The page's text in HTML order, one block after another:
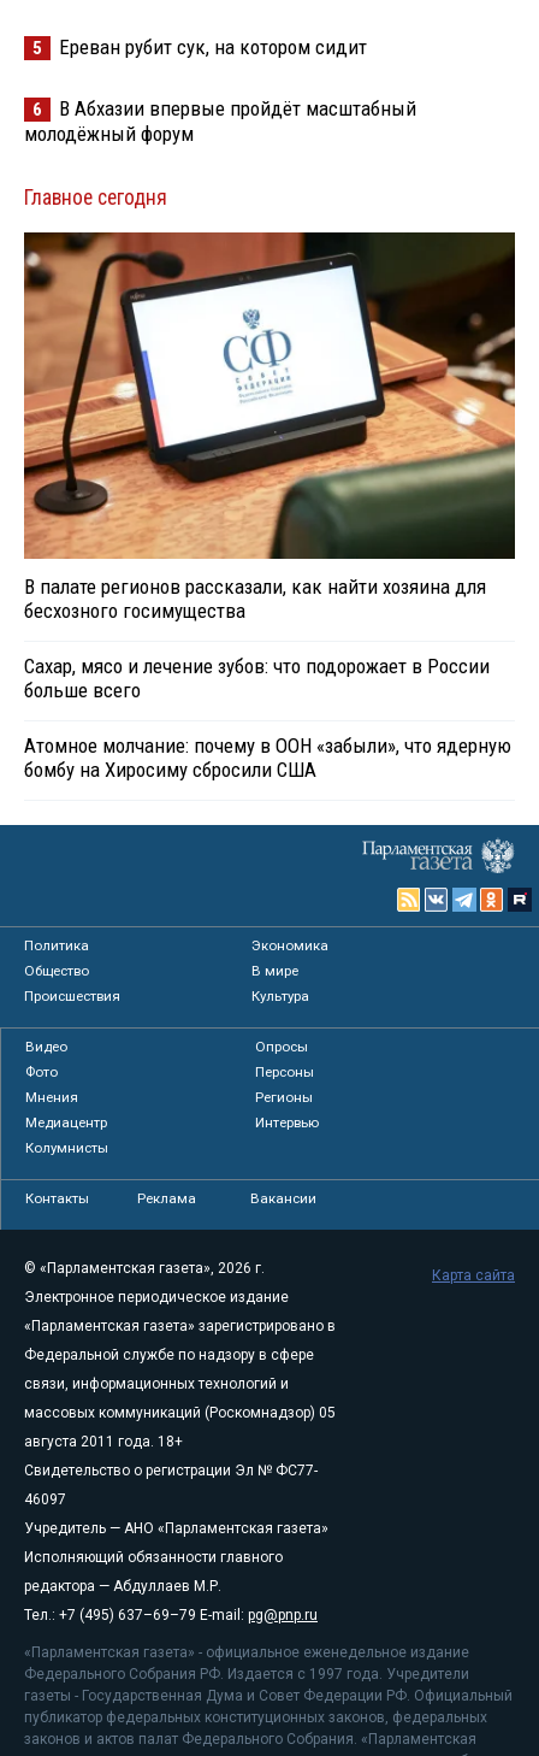
5 Ереван рубит сук, на котором сидит
6
В Абхазии впервые пройдёт масштабный
молодёжный форум
Главное сегодня
В палате регионов рассказали, как найти хозяина для
бесхозного госимущества
Сахар, мясо и лечение зубов: что подорожает в России
больше всего
Атомное молчание: почему в ООН «забыли», что ядерную
бомбу на Хиросиму сбросили США
Политика
Экономика
Общество
В мире
Происшествия
Культура
Видео
Опросы
Фото
Персоны
Мнения
Регионы
Медиацентр
Интервью
Колумнисты
Контакты Реклама Вакансии
© «Парламентская газета», 2026 г.
Электронное периодическое издание
«Парламентская газета» зарегистрировано в
Федеральной службе по надзору в сфере
связи, информационных технологий и
массовых коммуникаций (Роскомнадзор) 05
августа 2011 года. 18+
Свидетельство о регистрации Эл № ФС77-
46097
Учредитель — АНО «Парламентская газета»
Исполняющий обязанности главного
редактора — Абдуллаев М.Р.
Тел.: +7 (495) 637–69–79 E-mail: pg@pnp.ru
«Парламентская газета» - официальное еженедельное издание
Федерального Собрания РФ. Издается с 1997 года. Учредители
газеты - Государственная Дума и Совет Федерации РФ. Официальный
публикатор федеральных конституционных законов, федеральных
законов и актов палат Федерального Собрания. «Парламентская
Карта сайта